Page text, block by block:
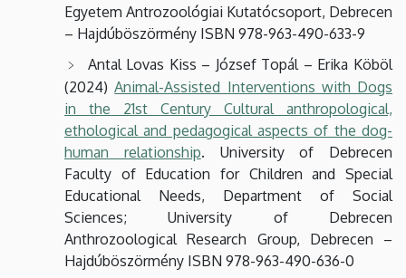
Egyetem Antrozoológiai Kutatócsoport, Debrecen
– Hajdúböszörmény ISBN 978-963-490-633-9
Antal Lovas Kiss – József Topál – Erika Köböl
(2024)Animal-Assisted Interventions with Dogs
in the 21st Century Cultural anthropological,
ethological and pedagogical aspects of the dog-
human relationship. University of Debrecen
Faculty of Education for Children and Special
Educational Needs, Department of Social
Sciences; University of Debrecen
Anthrozoological Research Group, Debrecen –
Hajdúböszörmény ISBN 978-963-490-636-0